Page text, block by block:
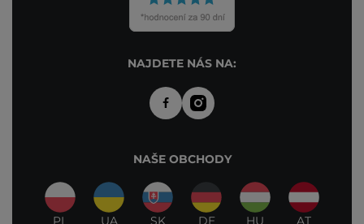
NAJDETE NÁS NA:
NAŠE OBCHODY